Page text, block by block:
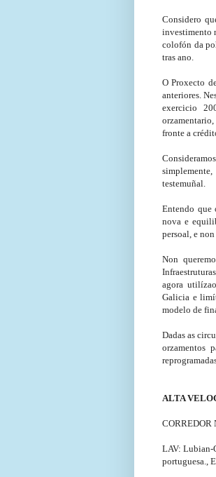
Considero
investimento
colofón da
tras ano.
O Proxecto
anteriores.
exercicio
fronte a
testemuñal.
Entendo que
nova e
persoal, e
Non
agora
Galicia e
modelo de
Dadas as
orzamentos
ALTA
CORREDOR
LAV: Lubian-
portuguesa.,